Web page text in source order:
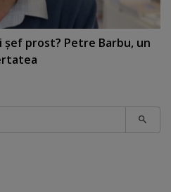
prost? Petre Barbu, un